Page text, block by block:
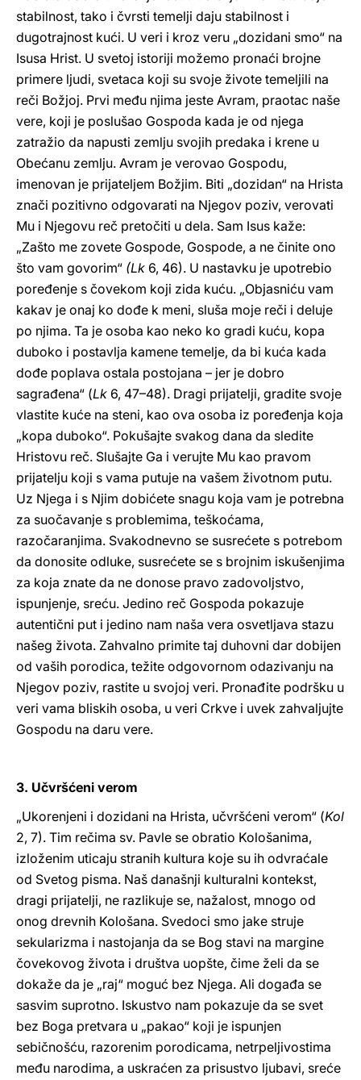
stabilnost, tako i čvrsti temelji daju stabilnost i
dugotrajnost kući. U veri i kroz veru „dozidani smo“ na
Isusa Hrist. U svetoj istoriji možemo pronaći brojne
primere ljudi, svetaca koji su svoje živote temeljili na
reči Božjoj. Prvi među njima jeste Avram, praotac naše
vere, koji je poslušao Gospoda kada je od njega
zatražio da napusti zemlju svojih predaka i krene u
Obećanu zemlju. Avram je verovao Gospodu,
imenovan je prijateljem Božjim. Biti „dozidan“ na Hrista
znači pozitivno odgovarati na Njegov poziv, verovati
Mu i Njegovu reč pretočiti u dela. Sam Isus kaže:
„Zašto me zovete Gospode, Gospode, a ne činite ono
što vam govorim“ (Lk 6, 46). U nastavku je upotrebio
poređenje s čovekom koji zida kuću. „Objasniću vam
kakav je onaj ko dođe k meni, sluša moje reči i deluje
po njima. Ta je osoba kao neko ko gradi kuću, kopa
duboko i postavlja kamene temelje, da bi kuća kada
dođe poplava ostala postojana – jer je dobro
sagrađena“ (Lk 6, 47–48). Dragi prijatelji, gradite svoje
vlastite kuće na steni, kao ova osoba iz poređenja koja
„kopa duboko“. Pokušajte svakog dana da sledite
Hristovu reč. Slušajte Ga i verujte Mu kao pravom
prijatelju koji s vama putuje na vašem životnom putu.
Uz Njega i s Njim dobićete snagu koja vam je potrebna
za suočavanje s problemima, teškoćama,
razočaranjima. Svakodnevno se susrećete s potrebom
da donosite odluke, susrećete se s brojnim iskušenjima
za koja znate da ne donose pravo zadovoljstvo,
ispunjenje, sreću. Jedino reč Gospoda pokazuje
autentični put i jedino nam naša vera osvetljava stazu
našeg života. Zahvalno primite taj duhovni dar dobijen
od vaših porodica, težite odgovornom odazivanju na
Njegov poziv, rastite u svojoj veri. Pronađite podršku u
veri vama bliskih osoba, u veri Crkve i uvek zahvaljujte
Gospodu na daru vere.
3. Učvršćeni verom
„Ukorenjeni i dozidani na Hrista, učvršćeni verom“ (Kol
2, 7). Tim rečima sv. Pavle se obratio Kološanima,
izloženim uticaju stranih kultura koje su ih odvraćale
od Svetog pisma. Naš današnji kulturalni kontekst,
dragi prijatelji, ne razlikuje se, nažalost, mnogo od
onog drevnih Kološana. Svedoci smo jake struje
sekularizma i nastojanja da se Bog stavi na margine
čovekovog života i društva uopšte, čime želi da se
dokaže da je „raj“ moguć bez Njega. Ali događa se
sasvim suprotno. Iskustvo nam pokazuje da se svet
bez Boga pretvara u „pakao“ koji je ispunjen
sebičnošću, razorenim porodicama, netrpeljivostima
među narodima, a uskraćen za prisustvo ljubavi, sreće